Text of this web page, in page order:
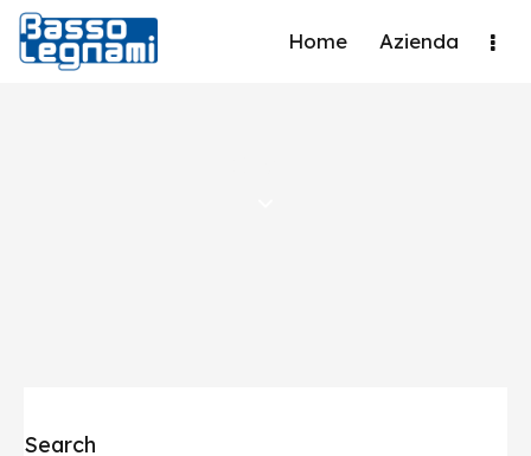
Home Azienda
Search